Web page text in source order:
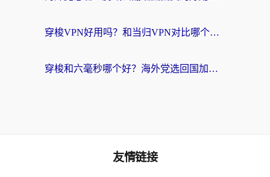
穿梭VPN好用吗？和当归VPN对比哪个回国效果更好？海外党亲测实用指南
穿梭和六毫秒哪个好？海外党选回国加速器的避坑指南，附番茄加速器实测
友情链接